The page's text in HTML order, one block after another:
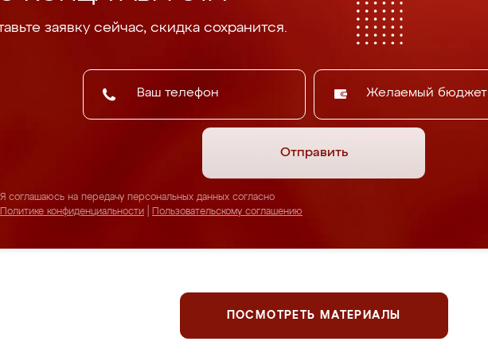
заявку сейчас, скидка сохранится.
Желаемый бюджет
Отправить
Я соглашаюсь на передачу персональных данных согласно
Политике конфиденциальности
Пользовательскому соглашению
ПОСМОТРЕТЬ МАТЕРИАЛЫ